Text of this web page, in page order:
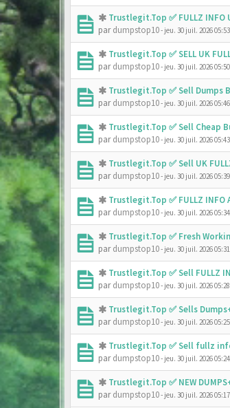
Trustlegit.Top ✅ FULLZ
pardumpstop10- jeu. 30 juil. 2026 05:53
Trustlegit.Top ✅ SELL UK
pardumpstop10- jeu. 30 juil. 2026 05:50
Trustlegit.Top ✅ Sell Dumps
pardumpstop10- jeu. 30 juil. 2026 05:46
Trustlegit.Top ✅ Sell Cheap
pardumpstop10- jeu. 30 juil. 2026 05:43
Trustlegit.Top ✅ Sell UK
pardumpstop10- jeu. 30 juil. 2026 05:39
Trustlegit.Top ✅ FULLZ
pardumpstop10- jeu. 30 juil. 2026 05:34
Trustlegit.Top ✅ Fresh
pardumpstop10- jeu. 30 juil. 2026 05:31
Trustlegit.Top ✅ Sell FULLZ
pardumpstop10- jeu. 30 juil. 2026 05:28
Trustlegit.Top ✅ Sells
pardumpstop10- jeu. 30 juil. 2026 05:25
Trustlegit.Top ✅ Sell fullz
pardumpstop10- jeu. 30 juil. 2026 05:24
Trustlegit.Top ✅ NEW
pardumpstop10- jeu. 30 juil. 2026 05:17